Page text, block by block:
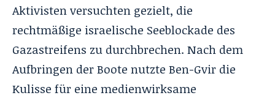
Aktivisten versuchten gezielt, die
rechtmäßige israelische Seeblockade des
Gazastreifens zu durchbrechen. Nach dem
Aufbringen der Boote nutzte Ben-Gvir die
Kulisse für eine medienwirksame